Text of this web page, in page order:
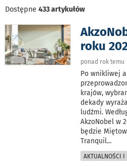
Dostępne 433 artykułów
roku
ponad rok temu
Po wnikliwej
krajów,
dekady
ludźmi.
AkzoNobel w
będzie
Tranquil...
AKTUALNOŚCI I